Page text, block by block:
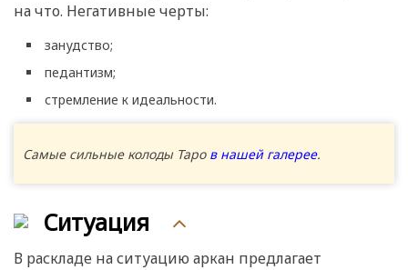
на что. Негативные черты:
занудство;
педантизм;
стремление к идеальности.
Самые сильные колоды Таро в нашей галерее.
Ситуация
В раскладе на ситуацию аркан предлагает